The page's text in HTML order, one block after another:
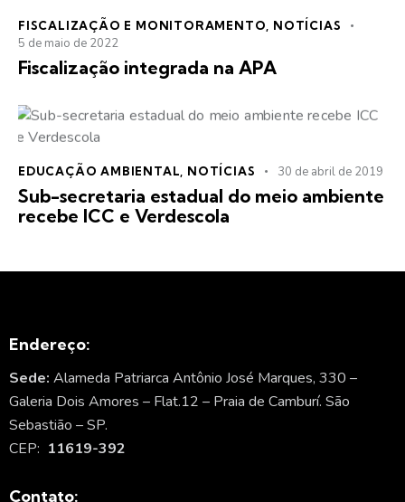
FISCALIZAÇÃO E MONITORAMENTO NOTÍCIAS
5 de maio de 2022
Fiscalização integrada na APA
EDUCAÇÃO AMBIENTAL NOTÍCIAS 30 de abril de 2019
Sub-secretaria estadual do meio ambiente
recebe ICC e Verdescola
Endereço:
Sede: Alameda Patriarca Antônio José Marques, 330 –
Galeria Dois Amores – Flat.12 – Praia de Camburí. São
Sebastião – SP.
CEP: 11619-392
Contato: